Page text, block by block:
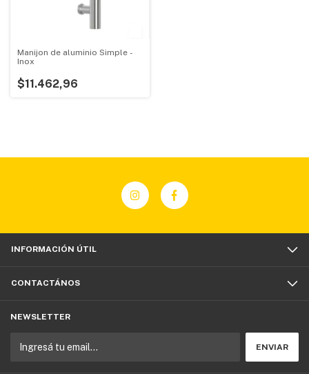
Manijon de aluminio Simple -
Inox
$11.462,96
INFORMACIÓN ÚTIL
CONTACTÁNOS
NEWSLETTER